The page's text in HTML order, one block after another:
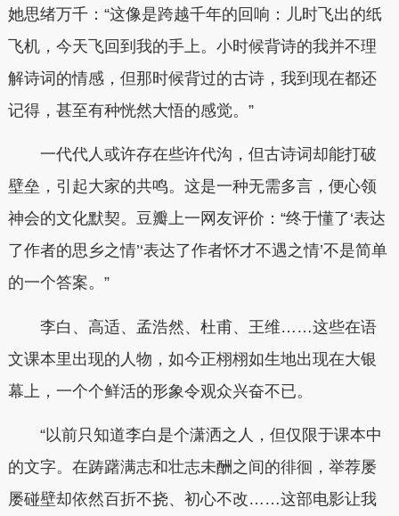
她思绪万千：“这像是跨越千年的回响：儿时飞出的纸
飞机，今天飞回到我的手上。小时候背诗的我并不理
解诗词的情感，但那时候背过的古诗，我到现在都还
记得，甚至有种恍然大悟的感觉。”
一代代人或许存在些许代沟，但古诗词却能打破
壁垒，引起大家的共鸣。这是一种无需多言，便心领
神会的文化默契。豆瓣上一网友评价：“终于懂了‘表达
了作者的思乡之情’‘表达了作者怀才不遇之情’不是简单
的一个答案。”
李白、高适、孟浩然、杜甫、王维……这些在语
文课本里出现的人物，如今正栩栩如生地出现在大银
幕上，一个个鲜活的形象令观众兴奋不已。
“以前只知道李白是个潇洒之人，但仅限于课本中
的文字。在踌躇满志和壮志未酬之间的徘徊，举荐屡
屡碰壁却依然百折不挠、初心不改……这部电影让我